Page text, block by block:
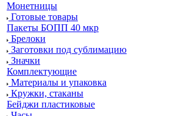
Монетницы
Готовые товары
Пакеты БОПП 40 мкр
Брелоки
Заготовки под сублимацию
Значки
Комплектующие
Материалы и упаковка
Кружки, стаканы
Бейджи пластиковые